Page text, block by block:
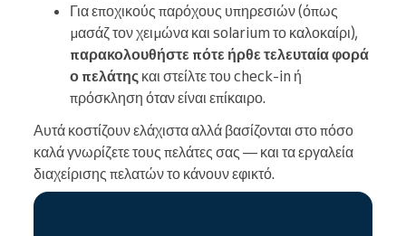
Για εποχικούς παρόχους υπηρεσιών (όπως
μασάζ τον χειμώνα και solarium το καλοκαίρι),
παρακολουθήστε πότε ήρθε τελευταία φορά
ο πελάτης και στείλτε του check-in ή
πρόσκληση όταν είναι επίκαιρο.
Αυτά κοστίζουν ελάχιστα αλλά βασίζονται στο πόσο
καλά γνωρίζετε τους πελάτες σας — και τα εργαλεία
διαχείρισης πελατών το κάνουν εφικτό.